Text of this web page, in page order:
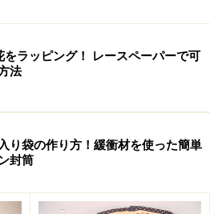
をラッピング！ レースペーパーで可
法
り袋の作り方！緩衝材を使った簡単
封筒